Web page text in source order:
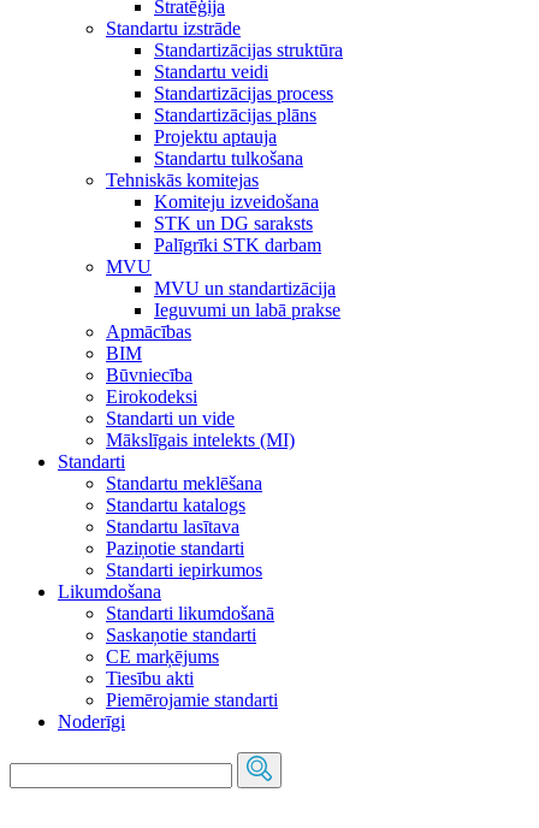
Stratēģija
Standartu izstrāde
Standartizācijas struktūra
Standartu veidi
Standartizācijas process
Standartizācijas plāns
Projektu aptauja
Standartu tulkošana
Tehniskās komitejas
Komiteju izveidošana
STK un DG saraksts
Palīgrīki STK darbam
MVU
MVU un standartizācija
Ieguvumi un labā prakse
Apmācības
BIM
Būvniecība
Eirokodeksi
Standarti un vide
Mākslīgais intelekts (MI)
Standarti
Standartu meklēšana
Standartu katalogs
Standartu lasītava
Paziņotie standarti
Standarti iepirkumos
Likumdošana
Standarti likumdošanā
Saskaņotie standarti
CE marķējums
Tiesību akti
Piemērojamie standarti
Noderīgi